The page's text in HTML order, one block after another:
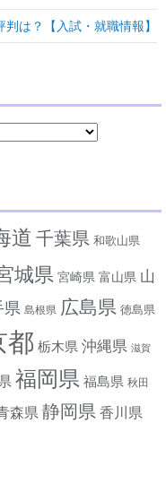
は？【入試・就職情報】
道 千葉県 和歌山県
城県 宮崎県 富山県 山
県 島根県 広島県 徳島県
都 栃木県 沖縄県 滋賀
福岡県 福島県 秋田
森県 静岡県 香川県